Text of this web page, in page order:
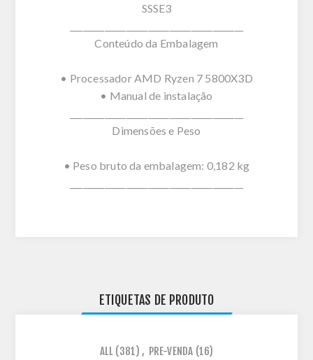
SSSE3
Conteúdo da Embalagem
• Processador AMD Ryzen 7 5800X3D
• Manual de instalação
Dimensões e Peso
• Peso bruto da embalagem: 0,182 kg
ETIQUETAS DE PRODUTO
ALL (381) , PRE-VENDA (16)